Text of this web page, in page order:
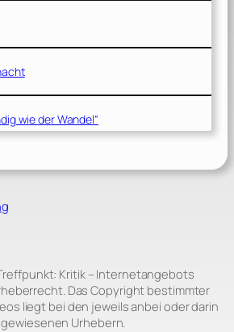
wie der Wandel“
Kritik – Internetangebots
Das Copyright bestimmter
liegt bei den jeweils anbei oder darin
Urhebern.